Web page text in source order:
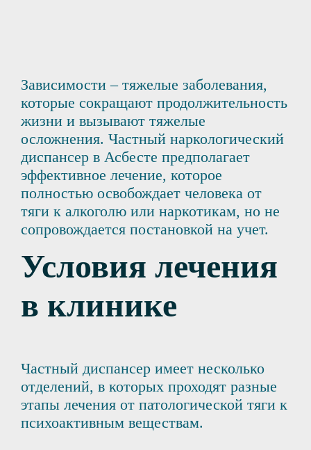
Зависимости – тяжелые заболевания,
которые сокращают продолжительность
жизни и вызывают тяжелые
осложнения. Частный наркологический
диспансер в Асбесте предполагает
эффективное лечение, которое
полностью освобождает человека от
тяги к алкоголю или наркотикам, но не
сопровождается постановкой на учет.
Условия лечения
в клинике
Частный диспансер имеет несколько
отделений, в которых проходят разные
этапы лечения от патологической тяги к
психоактивным веществам.